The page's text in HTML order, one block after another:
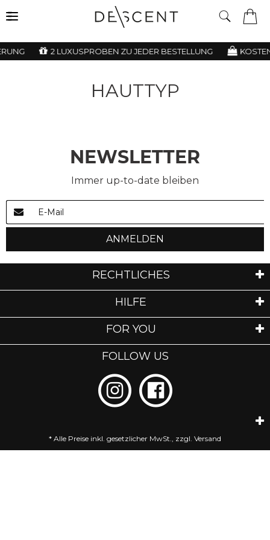
2 LUXUSPROBEN ZU JEDER BESTELLUNG
HAUTTYP
NEWSLETTER
Immer up-to-date bleiben
ANMELDEN
RECHTLICHES
HILFE
FOR YOU
FOLLOW US
* Alle Preise inkl. gesetzlicher MwSt., zzgl. Versand